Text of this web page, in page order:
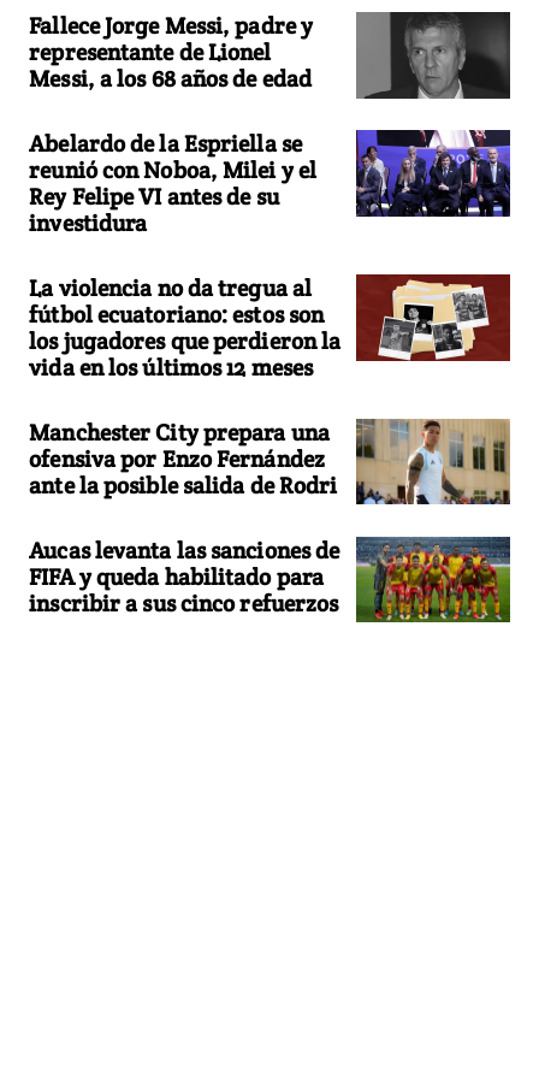
Fallece Jorge Messi, padre y
representante de Lionel
Messi, a los 68 años de edad
Abelardo de la Espriella se
reunió con Noboa, Milei y el
Rey Felipe VI antes de su
investidura
La violencia no da tregua al
fútbol ecuatoriano: estos son
los jugadores que perdieron la
vida en los últimos 12 meses
Manchester City prepara una
ofensiva por Enzo Fernández
ante la posible salida de Rodri
Aucas levanta las sanciones de
FIFA y queda habilitado para
inscribir a sus cinco refuerzos